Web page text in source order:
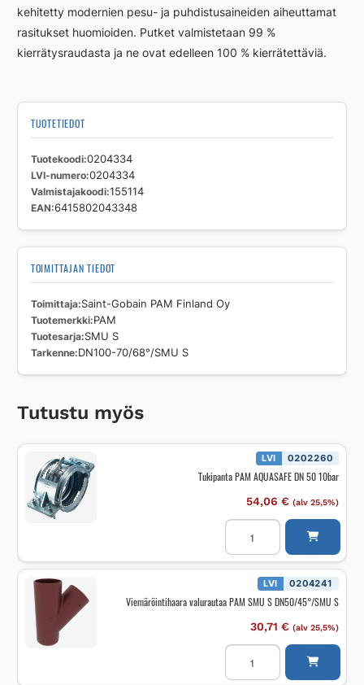
kehitetty modernien pesu- ja puhdistusaineiden aiheuttamat
rasitukset huomioiden. Putket valmistetaan 99 %
kierrätysraudasta ja ne ovat edelleen 100 % kierrätettäviä.
TUOTETIEDOT
Tuotekoodi 0204334
LVI-numero 0204334
Valmistajakoodi 155114
EAN 6415802043348
TOIMITTAJAN TIEDOT
Toimittaja Saint-Gobain PAM Finland Oy
Tuotemerkki PAM
Tuotesarja SMU S
Tarkenne DN100-70/68°/SMU S
Tutustu myös
LVI 0202260
Tukipanta PAM AQUASAFE DN 50 10bar
54,06 € (alv 25,5%)
Tukipanta
AQUASAFE
DN
50
LVI 0204241
Viemäröintihaara valurautaa PAM SMU S DN50/45°/SMU S
30,71 € (alv 25,5%)
Viemäröintihaara
valurautaa
PAM